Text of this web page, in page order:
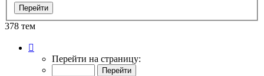
378 тем
Перейти на страницу: